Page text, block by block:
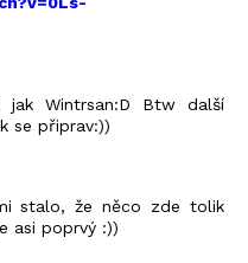
Wintrsan:D Btw další
se připrav:))
stalo, že něco zde tolik
asi poprvý :))